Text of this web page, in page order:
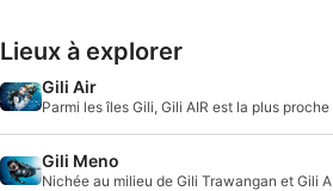
Lieux à explorer
Gili Air
Parmi les îles Gili, Gili AIR est la plus
Gili Meno
Nichée au milieu de Gili Trawangan et Gili